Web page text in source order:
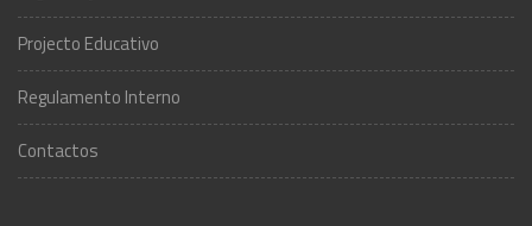
Projecto Educativo
Regulamento Interno
Contactos